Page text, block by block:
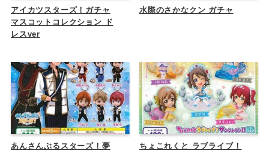
アイカツスターズ！ガチャ
マスコットコレクション ド
レスver
水際のさかなクン ガチャ
あんさんぶるスターズ！夢
ちょこれくと ラブライブ！